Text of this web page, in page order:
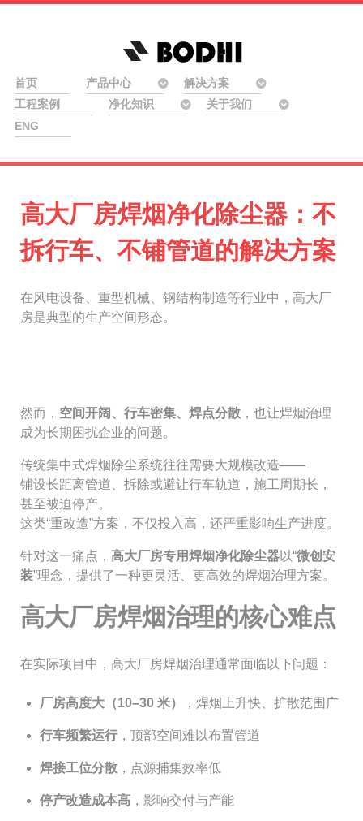
首页 产品中心
解决方案
工程案例
净化知识
关于我们
ENG
高大厂房焊烟净化除尘器：不
拆行车、不铺管道的解决方案
在风电设备、重型机械、钢结构制造等行业中，高大厂
房是典型的生产空间形态。
然而， 空间开阔、行车密集、焊点分散 ，也让焊烟治理
成为长期困扰企业的问题。
传统集中式焊烟除尘系统往往需要大规模改造——
铺设长距离管道、拆除或避让行车轨道，施工周期长，
甚至被迫停产。
这类“重改造”方案，不仅投入高，还严重影响生产进度。
针对这一痛点， 高大厂房专用焊烟净化除尘器以“微创安
装”理念，提供了一种更灵活、更高效的焊烟治理方案。
高大厂房焊烟治理的核心难点
在实际项目中，高大厂房焊烟治理通常面临以下问题：
厂房高度大（10–30 米） ，焊烟上升快、扩散范围广
行车频繁运行 ，顶部空间难以布置管道
焊接工位分散 ，点源捕集效率低
停产改造成本高 ，影响交付与产能